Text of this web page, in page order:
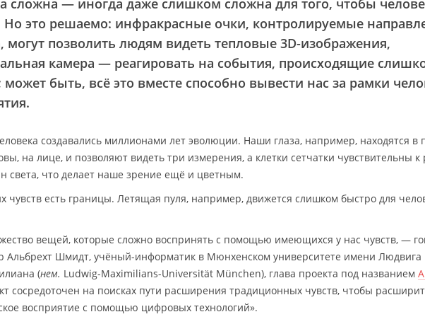
сложна — иногда даже слишком сложна для того, чтобы
Но это решаемо: инфракрасные очки, контролируемые
могут позволить людям видеть тепловые 3D-изображения,
камера — реагировать на события, происходящие
может быть, всё это вместе способно вывести нас за рамки
создавались миллионами лет эволюции. Наши глаза, например, находятся в
на лице, и позволяют видеть три измерения, а клетки сетчатки чувствительны к
света, что делает наше зрение ещё и цветным.
чувств есть границы. Летящая пуля, например, движется слишком быстро для
вещей, которые сложно воспринять с помощью имеющихся у нас чувств, —
Альбрехт Шмидт, учёный-информатик в Мюнхенском университете имени Людвига
(нем. Ludwig-Maximilians-Universität München), глава проекта под названием
сосредоточен на поисках пути расширения традиционных чувств, чтобы
восприятие с помощью цифровых технологий».